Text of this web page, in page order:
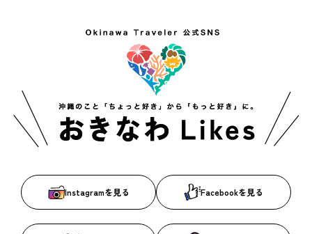
Instagramを見る Facebookを見る